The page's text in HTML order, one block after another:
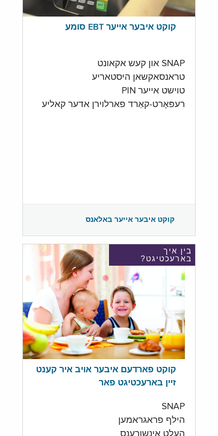
קוקט איבער אייער EBT סומע
SNAP און קעש אקאונט
טראנסאקשאן היסטאריע
טוישט אייער PIN
רעפּאָרט-קאַרד פארלוירן אדער קאליע
קוקט איבער אייער באלאנס
בין איך
בארעכטיגט?
קוקט פארדעם איבער אויב איר קענט
זיין בארעכטיגט פאר
SNAP
הילף פראגראמען
העלט אינשורענס